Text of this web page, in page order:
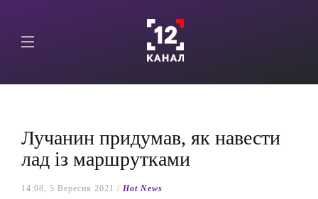
Лучанин придумав, як навести
лад із маршрутками
14:08, 5 Вересня 2021 / Hot News